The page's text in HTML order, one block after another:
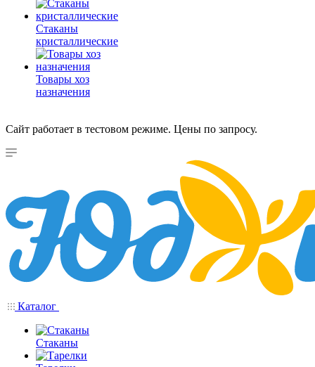
Стаканы
кристаллические
Товары хоз
назначения
Сайт работает в тестовом режиме. Цены по запросу.
Каталог
Стаканы